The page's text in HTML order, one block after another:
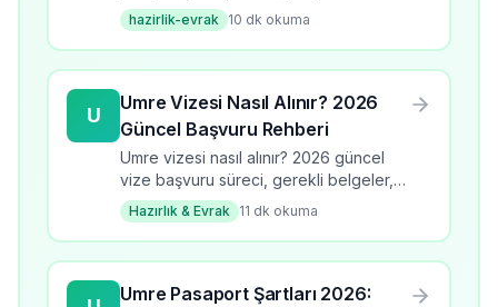
evrak listesi, başvuru süreci, kontrol
listesi ve dikkat edilmesi gerekenler.
hazirlik-evrak 10 dk okuma
U
Umre Vizesi Nasıl Alınır? 2026
Güncel Başvuru Rehberi
Umre vizesi nasıl alınır? 2026 güncel
vize başvuru süreci, gerekli belgeler,
süre ve ücretler. Adım adım umre vize
rehberi.
Hazırlık & Evrak 11 dk okuma
Umre Pasaport Şartları 2026: